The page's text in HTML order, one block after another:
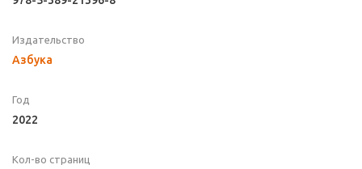
Издательство
Азбука
Год
2022
Кол-во страниц